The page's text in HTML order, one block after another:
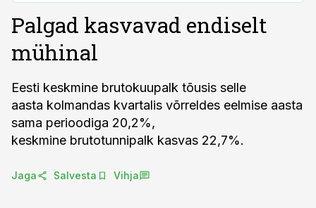
Palgad kasvavad endiselt
mühinal
Eesti keskmine brutokuupalk tõusis selle
aasta kolmandas kvartalis võrreldes eelmise aasta
sama perioodiga 20,2%,
keskmine brutotunnipalk kasvas 22,7%.
Jaga Salvesta Vihja